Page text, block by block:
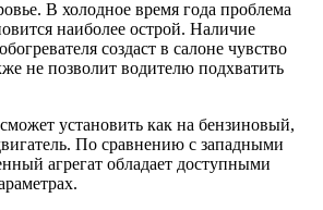
В холодное время года проблема
наиболее острой. Наличие
создаст в салоне чувство
не позволит водителю подхватить
установить как на бензиновый,
По сравнению с западными
агрегат обладает доступными